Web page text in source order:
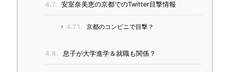
4.7. 安室奈美恵の京都でのTwitter目撃情報
4.7.1. 京都のコンビニで目撃？
4.8. 息子が大学進学＆就職も関係？